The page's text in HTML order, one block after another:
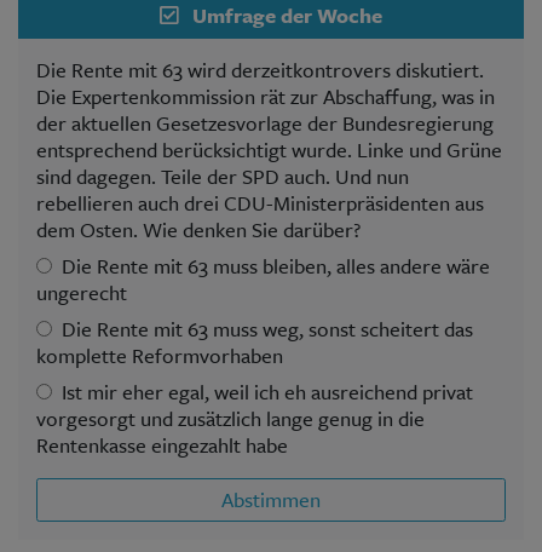
Umfrage der Woche
Die Rente mit 63 wird derzeitkontrovers diskutiert.
Die Expertenkommission rät zur Abschaffung, was in
der aktuellen Gesetzesvorlage der Bundesregierung
entsprechend berücksichtigt wurde. Linke und Grüne
sind dagegen. Teile der SPD auch. Und nun
rebellieren auch drei CDU-Ministerpräsidenten aus
dem Osten. Wie denken Sie darüber?
Die Rente mit 63 muss bleiben, alles andere wäre
ungerecht
Die Rente mit 63 muss weg, sonst scheitert das
komplette Reformvorhaben
Ist mir eher egal, weil ich eh ausreichend privat
vorgesorgt und zusätzlich lange genug in die
Rentenkasse eingezahlt habe
Abstimmen